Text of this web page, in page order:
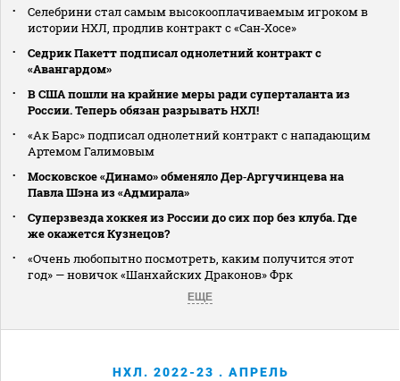
Селебрини стал самым высокооплачиваемым игроком в
истории НХЛ, продлив контракт с «Сан‑Хосе»
Седрик Пакетт подписал однолетний контракт с
«Авангардом»
В США пошли на крайние меры ради суперталанта из
России. Теперь обязан разрывать НХЛ!
«Ак Барс» подписал однолетний контракт с нападающим
Артемом Галимовым
Московское «Динамо» обменяло Дер‑Аргучинцева на
Павла Шэна из «Адмирала»
Суперзвезда хоккея из России до сих пор без клуба. Где
же окажется Кузнецов?
«Очень любопытно посмотреть, каким получится этот
год» — новичок «Шанхайских Драконов» Фрк
ЕЩЕ
НХЛ. 2022-23 . АПРЕЛЬ